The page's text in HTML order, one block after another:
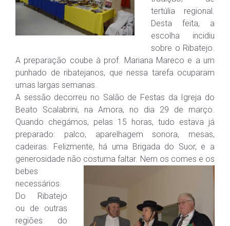
tertúlia regional.
Desta feita, a
escolha incidiu
sobre o Ribatejo.
A preparação coube à prof. Mariana Mareco e a um
punhado de ribatejanos, que nessa tarefa ocuparam
umas largas semanas.
A sessão decorreu no Salão de Festas da Igreja do
Beato Scalabrini, na Amora, no dia 29 de março.
Quando chegámos, pelas 15 horas, tudo estava já
preparado: palco, aparelhagem sonora, mesas,
cadeiras. Felizmente, há uma Brigada do Suor, e a
generosidade não costuma faltar. Nem os comes e os
bebes
necessários.
Do Ribatejo
ou de outras
regiões do